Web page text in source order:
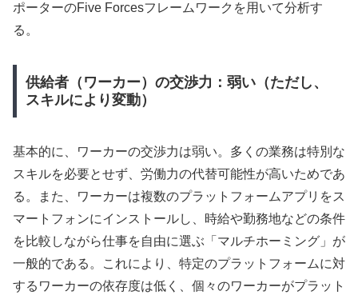
ポーターのFive Forcesフレームワークを用いて分析す
る。
供給者（ワーカー）の交渉力：弱い（ただし、
スキルにより変動）
基本的に、ワーカーの交渉力は弱い。多くの業務は特別な
スキルを必要とせず、労働力の代替可能性が高いためであ
る。また、ワーカーは複数のプラットフォームアプリをス
マートフォンにインストールし、時給や勤務地などの条件
を比較しながら仕事を自由に選ぶ「マルチホーミング」が
一般的である。これにより、特定のプラットフォームに対
するワーカーの依存度は低く、個々のワーカーがプラット